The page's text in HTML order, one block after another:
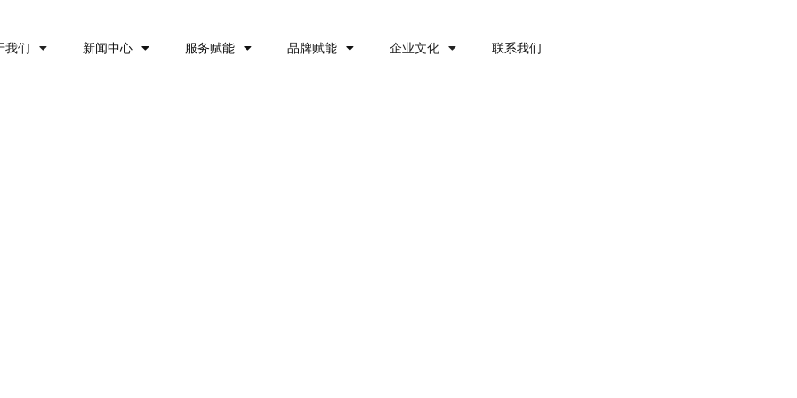
我们 新闻中心 服务赋能 品牌赋能 企业文化 联系我们